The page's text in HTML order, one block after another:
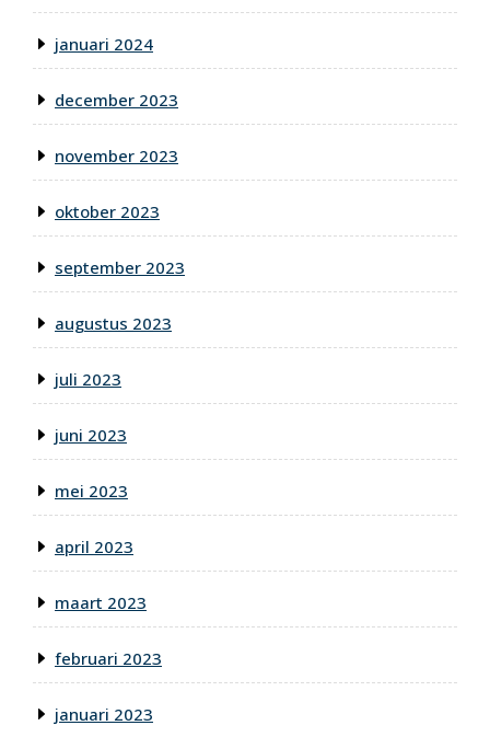
januari 2024
december 2023
november 2023
oktober 2023
september 2023
augustus 2023
juli 2023
juni 2023
mei 2023
april 2023
maart 2023
februari 2023
januari 2023